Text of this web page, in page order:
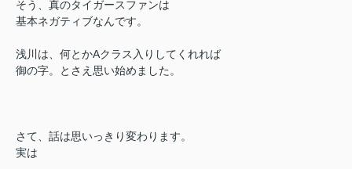
そう、真のタイガースファンは
基本ネガティブなんです。
浅川は、何とかAクラス入りしてくれれば
御の字。とさえ思い始めました。
さて、話は思いっきり変わります。
実は